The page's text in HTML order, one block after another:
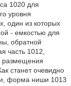
1020 для
уровня
один из которых
- емкостью для
обратной
часть 1012,
размещения
станет очевидно
форма ниши 1013